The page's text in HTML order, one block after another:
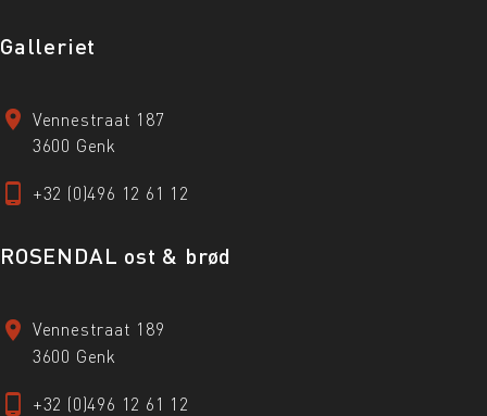
Galleriet
Vennestraat 187
3600 Genk
+32 (0)496 12 61 12
ROSENDAL ost & brød
Vennestraat 189
3600 Genk
+32 (0)496 12 61 12